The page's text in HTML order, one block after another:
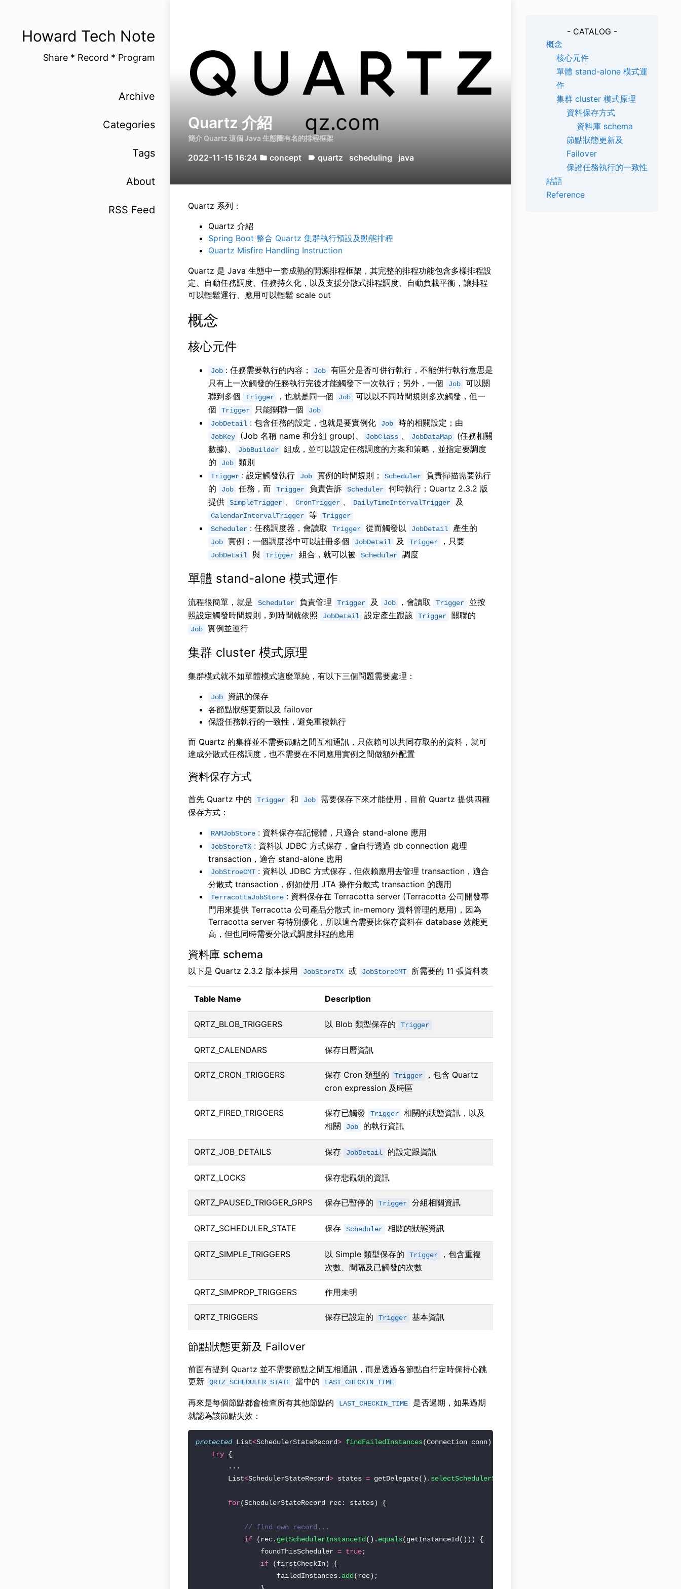
Quartz 介紹
簡介 Quartz 這個 Java 生態圈有名的排程框架
2022-11-15 16:24 folder concept label quartz scheduling java
Quartz 系列：
Quartz 介紹
Spring Boot 整合 Quartz 集群執行預設及動態排程
Quartz Misfire Handling Instruction
Quartz 是 Java 生態中一套成熟的開源排程框架，其完整的排程功能包含多樣排程設
定、自動任務調度、任務持久化，以及支援分散式排程調度、自動負載平衡，讓排程
可以輕鬆運行、應用可以輕鬆 scale out
概念
核心元件
Job : 任務需要執行的內容； Job
有區分是否可併行執行，不能併行執行意思是
只有上一次觸發的任務執行完後才能觸發下一次執行；另外，一個
Job
可以關
聯到多個
Trigger ，也就是同一個 Job
可以以不同時間規則多次觸發，但一
個
Trigger 只能關聯一個
Job
JobDetail : 包含任務的設定，也就是要實例化 Job 時的相關設定；由
JobKey (Job 名稱 name 和分組 group)、 JobClass 、 JobDataMap
(任務相關
數據)、
JobBuilder
組成，並可以設定任務調度的方案和策略，並指定要調度
的
Job 類別
Trigger : 設定觸發執行 Job 實例的時間規則； Scheduler
負責掃描需要執行
的
Job 任務，而 Trigger 負責告訴 Scheduler
何時執行；Quartz 2.3.2 版
提供
SimpleTrigger 、 CronTrigger 、 DailyTimeIntervalTrigger 及
CalendarIntervalTrigger 等
Trigger
Scheduler : 任務調度器，會讀取 Trigger 從而觸發以 JobDetail 產生的
Job 實例；一個調度器中可以註冊多個 JobDetail 及 Trigger ，只要
JobDetail 與 Trigger 組合，就可以被 Scheduler 調度
單體 stand-alone 模式運作
流程很簡單，就是 Scheduler 負責管理 Trigger 及 Job ，會讀取 Trigger
並按
照設定觸發時間規則，到時間就依照
JobDetail 設定產生跟該 Trigger 關聯的
Job 實例並運行
集群 cluster 模式原理
集群模式就不如單體模式這麼單純，有以下三個問題需要處理：
Job
資訊的保存
各節點狀態更新以及 failover
保證任務執行的一致性，避免重複執行
而 Quartz 的集群並不需要節點之間互相通訊，只依賴可以共同存取的的資料，就可
達成分散式任務調度，也不需要在不同應用實例之間做額外配置
資料保存方式
首先 Quartz 中的 Trigger 和 Job
需要保存下來才能使用，目前 Quartz 提供四種
保存方式：
RAMJobStore : 資料保存在記憶體，只適合 stand-alone 應用
JobStoreTX : 資料以 JDBC 方式保存，會自行透過 db connection 處理
transaction，適合 stand-alone 應用
JobStroeCMT : 資料以 JDBC 方式保存，但依賴應用去管理 transaction，適合
分散式 transaction，例如使用 JTA 操作分散式 transaction 的應用
TerracottaJobStore : 資料保存在 Terracotta server (Terracotta 公司開發專
門用來提供 Terracotta 公司產品分散式 in-memory 資料管理的應用)，因為
Terracotta server 有特別優化，所以適合需要比保存資料在 database 效能更
高，但也同時需要分散式調度排程的應用
資料庫 schema
以下是 Quartz 2.3.2 版本採用 JobStoreTX 或 JobStoreCMT 所需要的 11 張資料表
Table Name Description
QRTZ_BLOB_TRIGGERS 以 Blob 類型保存的 Trigger
QRTZ_CALENDARS 保存日曆資訊
QRTZ_CRON_TRIGGERS 保存 Cron 類型的 Trigger
，包含 Quartz
cron expression 及時區
QRTZ_FIRED_TRIGGERS 保存已觸發 Trigger
相關的狀態資訊，以及
相關
Job 的執行資訊
QRTZ_JOB_DETAILS 保存 JobDetail 的設定跟資訊
QRTZ_LOCKS 保存悲觀鎖的資訊
QRTZ_PAUSED_TRIGGER_GRPS 保存已暫停的 Trigger 分組相關資訊
QRTZ_SCHEDULER_STATE 保存 Scheduler 相關的狀態資訊
QRTZ_SIMPLE_TRIGGERS 以 Simple 類型保存的 Trigger
，包含重複
次數、間隔及已觸發的次數
QRTZ_SIMPROP_TRIGGERS 作用未明
QRTZ_TRIGGERS 保存已設定的 Trigger 基本資訊
節點狀態更新及 Failover
前面有提到 Quartz 並不需要節點之間互相通訊，而是透過各節點自行定時保持心跳
更新
QRTZ_SCHEDULER_STATE 當中的 LAST_CHECKIN_TIME
再來是每個節點都會檢查所有其他節點的 LAST_CHECKIN_TIME
是否過期，如果過期
就認為該節點失效：
protected List<SchedulerStateRecord> findFailedInstances(Connection conn)
try
		List
<SchedulerStateRecord> states = getDelegate(). selectSchedulerStateRecords
for
// find own record...
if (rec. getSchedulerInstanceId (). equals
				foundThisScheduler
= true
if
					failedInstances.
add
Howard Tech Note
Share * Record * Program
Archive
Categories
Tags
About
RSS Feed
- CATALOG -
概念
核心元件
單體 stand-alone 模式運
作
集群 cluster 模式原理
資料保存方式
資料庫 schema
節點狀態更新及
Failover
保證任務執行的一致性
結語
Reference